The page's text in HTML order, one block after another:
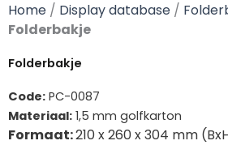
Home / Display database /
Folderbakje
Folderbakje
Code: PC-0087
Materiaal: 1,5 mm golfkarton
Formaat:210 x 260 x 304 mm